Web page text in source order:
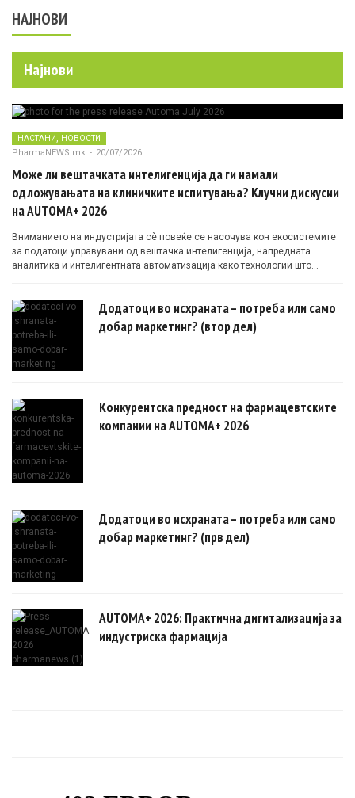
НАЈНОВИ
Најнови
НАСТАНИ, НОВОСТИ
PharmaNEWS.mk - 20/07/2026
Може ли вештачката интелигенција да ги намали
одложувањата на клиничките испитувања? Клучни дискусии
на AUTOMA+ 2026
Вниманието на индустријата сè повеќе се насочува кон екосистемите
за податоци управувани од вештачка интелигенција, напредната
аналитика и интелигентната автоматизација како технологии што
Додатоци во исхраната – потреба или само
добар маркетинг? (втор дел)
Конкурентска предност на фармацевтските
компании на AUTOMA+ 2026
Додатоци во исхраната – потреба или само
добар маркетинг? (прв дел)
AUTOMA+ 2026: Практична дигитализација за
индустриска фармација